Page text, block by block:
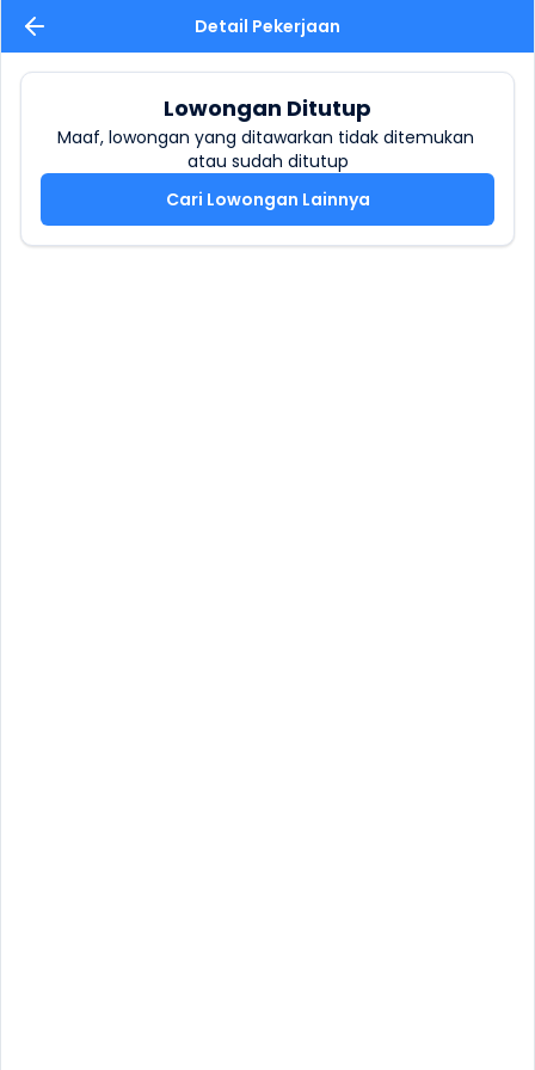
Detail Pekerjaan
Lowongan Ditutup
Maaf, lowongan yang ditawarkan tidak ditemukan
atau sudah ditutup
Cari Lowongan Lainnya